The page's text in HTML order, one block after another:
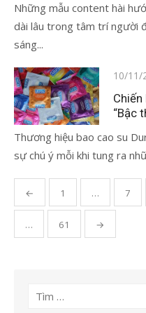
Những mẫu content hài
dài lâu trong tâm trí người
sáng...
Đăng
vào
10/11/
“Bậc
Thương hiệu bao cao su
sự chú ý mỗi khi tung ra
Phân
trang
bài
← 1 … 7
… 61 →
Tìm